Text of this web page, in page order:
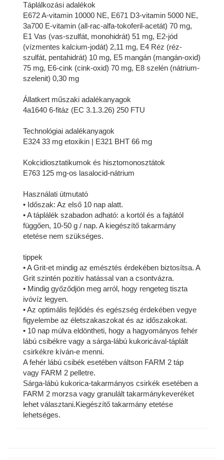
Táplálkozási adalékok
E672 A-vitamin 10000 NE, E671 D3-vitamin 5000 NE,
3a700 E-vitamin (all-rac-alfa-tokoferil-acetát) 70 mg,
E1 Vas (vas-szulfát, monohidrát) 51 mg, E2-jód
(vízmentes kalcium-jodát) 2,11 mg, E4 Réz (réz-
szulfát, pentahidrát) 10 mg, E5 mangán (mangán-oxid)
75 mg, E6-cink (cink-oxid) 70 mg, E8 szelén (nátrium-
szelenit) 0,30 mg
Állatkert műszaki adalékanyagok
4a1640 6-fitáz (EC 3.1.3.26) 250 FTU
Technológiai adalékanyagok
E324 33 mg etoxikin | E321 BHT 66 mg
Kokcidiosztatikumok és hisztomonosztátok
E763 125 mg-os lasalocid-nátrium
Használati útmutató
• Időszak: Az első 10 nap alatt.
• A táplálék szabadon adható: a kortól és a fajtától
függően, 10-50 g / nap. A kiegészítő takarmány
etetése nem szükséges.
tippek
• A Grit-et mindig az emésztés érdekében biztosítsa. A
Grit szintén pozitív hatással van a csontvázra.
• Mindig győződjön meg arról, hogy rengeteg tiszta
ivóvíz legyen.
• Az optimális fejlődés és egészség érdekében vegye
figyelembe az életszakaszokat és az időszakokat.
• 10 nap múlva eldöntheti, hogy a hagyományos fehér
lábú csibékre vagy a sárga-lábú kukoricával-táplált
csirkékre kíván-e menni.
A fehér lábú csibék esetében váltson FARM 2 táp
vagy FARM 2 pelletre.
Sárga-lábú kukorica-takarmányos csirkék esetében a
FARM 2 morzsa vagy granulált takarmánykeveréket
lehet választani.Kiegészítő takarmány etetése
lehetséges.